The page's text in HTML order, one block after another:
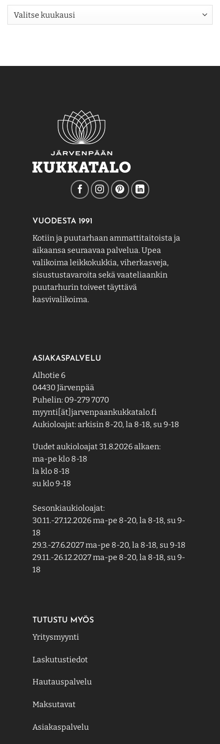
Arkisto
VUODESTA 1991
Kotiin ja puutarhaan ammattitaitoista ja
aikaansa seuraavaa palvelua. Upea
valikoima leikkokukkia, viherkasveja,
sisustustavaroita sekä vaateliaankin
puutarhurin toiveet täyttävä
kasvivalikoima.
ASIAKASPALVELU
Alhotie 6
04430 Järvenpää
Puhelin: 09-279 7070
myynti[ät]jarvenpaankukkatalo.fi
Aukioloajat: arkisin 8-20, la 8-18, su 9-18
Uudet aukioloajat 31.8.2026 alkaen:
ma-pe klo 8-18
la klo 8-18
su klo 9-18
Sesonkiaukioloajat:
30.11.-27.12.2026 ma-pe 8-20, la 8-18, su 9-
18
29.3.-27.6.2027 ma-pe 8-20, la 8-18, su 9-18
29.11.-26.12.2027 ma-pe 8-20, la 8-18, su 9-
18
TUTUSTU MYÖS
Yritysmyynti
Laskutustiedot
Hautauspalvelu
Maksutavat
Asiakaspalvelu